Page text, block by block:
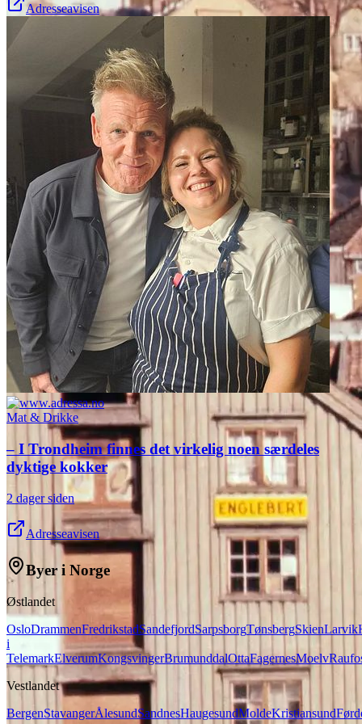
Adresseavisen
Mat & Drikke
– I Trondheim finnes det virkelig noen særdeles
dyktige kokker
2 dager siden
Adresseavisen
Byer i Norge
Østlandet
OsloDrammenFredrikstadSandefjordSarpsborgTønsbergSkienLarvik
i
TelemarkElverumKongsvingerBrumunddalOttaFagernesMoelv
Vestlandet
BergenStavangerÅlesundSandnesHaugesundMoldeKristiansund